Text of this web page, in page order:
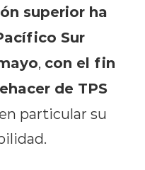
superior ha
Sur
, con el fin
de TPS
particular su